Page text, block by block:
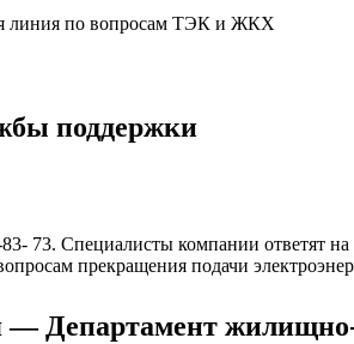
линия по вопросам ТЭК и ЖКХ
поддержки
73. Специалисты компании ответят
прекращения подачи
— Департамент